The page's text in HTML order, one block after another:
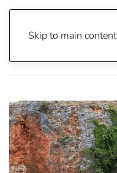
Skip to main content